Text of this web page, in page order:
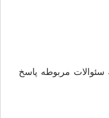
سئوالات مربوطه پاسخ